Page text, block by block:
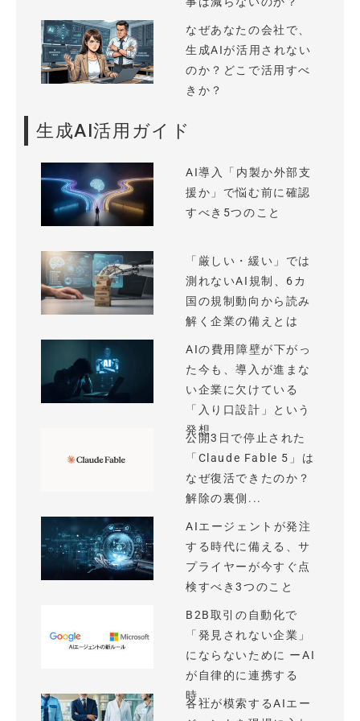
なぜあなたの会社で、
生成AIが活用されない
のか？どこで活用すべ
きか？
生成AI活用ガイド
AI導入「内製か外部支
援か」で悩む前に確認
すべき5つのこと
「厳しい・緩い」では
測れないAI規制、6カ
国の規制動向から読み
解く企業の備えとは
AIの費用障壁が下がっ
た今も、導入が進まな
い企業に欠けている
「入り口設計」という
発想
公開3日で停止された
「Claude Fable 5」は
なぜ復活できたのか？
解除の裏側...
AIエージェントが発注
する時代に備える、サ
プライヤーが今すぐ点
検すべき3つのこと
B2B取引の自動化で
「発見されない企業」
にならないために ーAI
が自律的に連携する
時...
各社が模索するAIエー